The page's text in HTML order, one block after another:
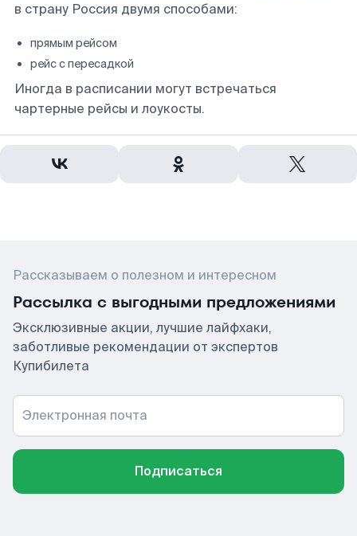
в страну Россия двумя способами:
прямым рейсом
рейс с пересадкой
Иногда в расписании могут встречаться
чартерные рейсы и лоукосты.
Рассказываем о полезном и интересном
Рассылка с выгодными предложениями
Эксклюзивные акции, лучшие лайфхаки,
заботливые рекомендации от экспертов
Купибилета
Электронная почта
Подписаться